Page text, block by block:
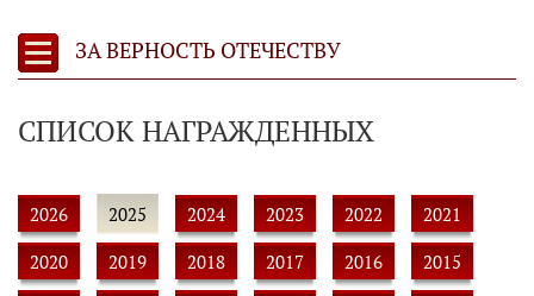
ЗА ВЕРНОСТЬ ОТЕЧЕСТВУ
СПИСОК НАГРАЖДЕННЫХ
2026 2025 2024 2023 2022
2021
2020
2019 2018 2017 2016
2015